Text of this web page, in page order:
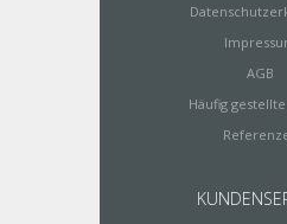
AGB
Häufig